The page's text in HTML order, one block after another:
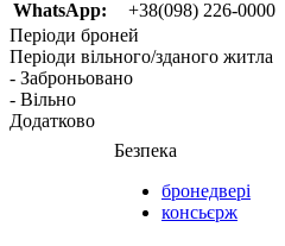
WhatsApp:
+38(098) 226-0000
Періоди броней
Періоди вільного/зданого житла
- Заброньовано
- Вільно
Додатково
Безпека
бронедвері
консьєрж